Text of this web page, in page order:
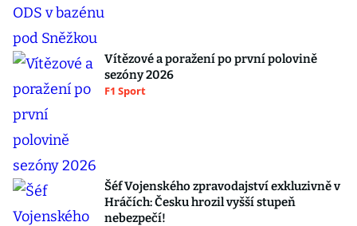
Vítězové a poražení po první polovině
sezóny 2026
F1 Sport
Šéf Vojenského zpravodajství exkluzivně v
Hráčích: Česku hrozil vyšší stupeň
nebezpečí!